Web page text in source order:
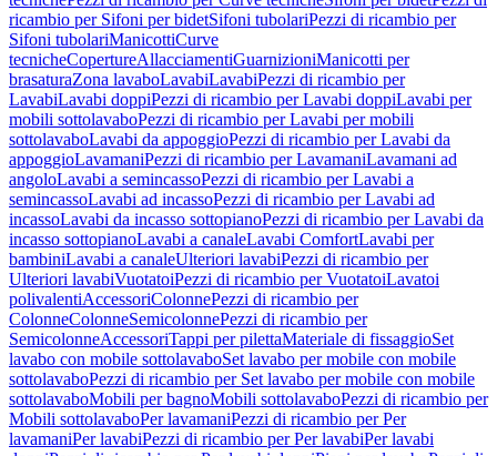
ricambio per Sifoni per bidetSifoni tubolariPezzi di ricambio per
Sifoni tubolariManicottiCurve
tecnicheCopertureAllacciamentiGuarnizioniManicotti per
brasaturaZona lavaboLavabiLavabiPezzi di ricambio per
LavabiLavabi doppiPezzi di ricambio per Lavabi doppiLavabi per
mobili sottolavaboPezzi di ricambio per Lavabi per mobili
sottolavaboLavabi da appoggioPezzi di ricambio per Lavabi da
appoggioLavamaniPezzi di ricambio per LavamaniLavamani ad
angoloLavabi a semincassoPezzi di ricambio per Lavabi a
semincassoLavabi ad incassoPezzi di ricambio per Lavabi ad
incassoLavabi da incasso sottopianoPezzi di ricambio per Lavabi da
incasso sottopianoLavabi a canaleLavabi ComfortLavabi per
bambiniLavabi a canaleUlteriori lavabiPezzi di ricambio per
Ulteriori lavabiVuotatoiPezzi di ricambio per VuotatoiLavatoi
polivalentiAccessoriColonnePezzi di ricambio per
ColonneColonneSemicolonnePezzi di ricambio per
SemicolonneAccessoriTappi per pilettaMateriale di fissaggioSet
lavabo con mobile sottolavaboSet lavabo per mobile con mobile
sottolavaboPezzi di ricambio per Set lavabo per mobile con mobile
sottolavaboMobili per bagnoMobili sottolavaboPezzi di ricambio per
Mobili sottolavaboPer lavamaniPezzi di ricambio per Per
lavamaniPer lavabiPezzi di ricambio per Per lavabiPer lavabi